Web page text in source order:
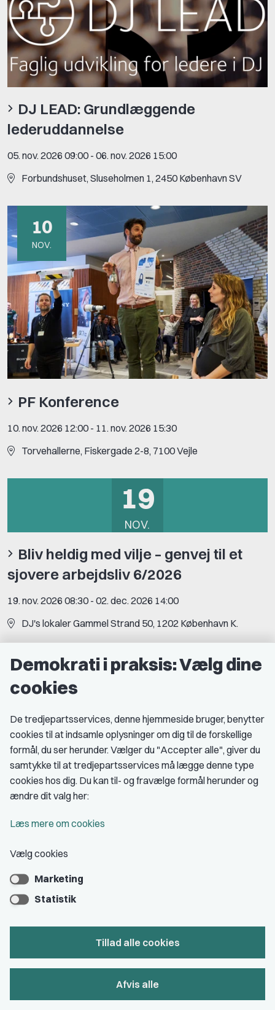
DJ LEAD: Grundlæggende
lederuddannelse
05. nov. 2026 09:00 - 06. nov. 2026 15:00
For­bunds­hu­set, Slu­se­hol­men 1, 2450 Kø­ben­havn SV
10
NOV.
PF Konference
10. nov. 2026 12:00 - 11. nov. 2026 15:30
Torvehallerne, Fiskergade 2-8, 7100 Vejle
19
NOV.
Bliv heldig med vilje – genvej til et
sjovere arbejdsliv 6/2026
19. nov. 2026 08:30 - 02. dec. 2026 14:00
DJ's lokaler Gammel Strand 50, 1202 København K.
Bliv medlem
Som medlem får du adgang til en række faglige og
kontante medlemsfordele
Meld dig ind
Dansk Journalistforbund
Medier & Kommunikation
Gammel Strand 46
Demokrati i praksis: Vælg dine
cookies
De tredjepartsservices, denne hjemmeside bruger, benytter
cookies til at indsamle oplysninger om dig til de forskellige
formål, du ser herunder. Vælger du "Accepter alle", giver du
samtykke til at tredjepartsservices må lægge denne type
cookies hos dig. Du kan til- og fravælge formål herunder og
ændre dit valg her:
Læs mere om cookies
Vælg cookies
Marketing
Statistik
Tillad alle cookies
Afvis alle